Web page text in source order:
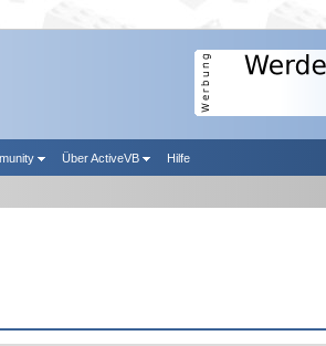
Über ActiveVB Hilfe